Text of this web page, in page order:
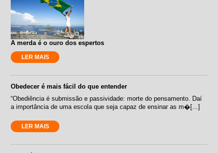
A merda é o ouro dos espertos
LER MAIS
Obedecer é mais fácil do que entender
“Obediência é submissão e passividade: morte do pensamento. Daí
a importância de uma escola que seja capaz de ensinar as m�[...]
LER MAIS